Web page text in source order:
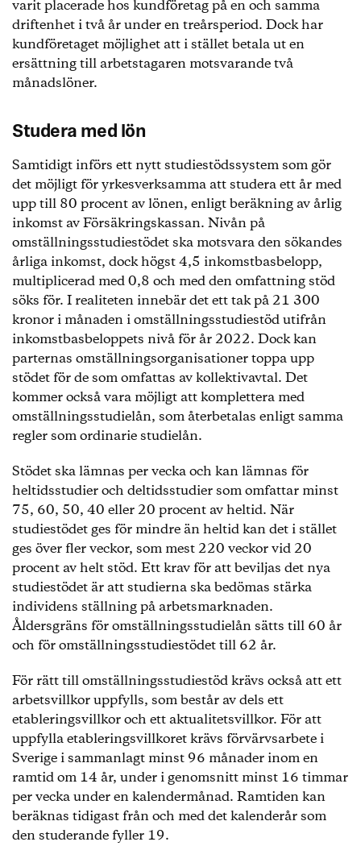
varit placerade hos kundföretag på en och samma
driftenhet i två år under en treårsperiod. Dock har
kundföretaget möjlighet att i stället betala ut en
ersättning till arbetstagaren motsvarande två
månadslöner.
Studera med lön
Samtidigt införs ett nytt studiestödssystem som gör
det möjligt för yrkesverksamma att studera ett år med
upp till 80 procent av lönen, enligt beräkning av årlig
inkomst av Försäkringskassan. Nivån på
omställningsstudiestödet ska motsvara den sökandes
årliga inkomst, dock högst 4,5 inkomstbasbelopp,
multiplicerad med 0,8 och med den omfattning stöd
söks för. I realiteten innebär det ett tak på 21 300
kronor i månaden i omställningsstudiestöd utifrån
inkomstbasbeloppets nivå för år 2022. Dock kan
parternas omställningsorganisationer toppa upp
stödet för de som omfattas av kollektivavtal. Det
kommer också vara möjligt att komplettera med
omställningsstudielån, som återbetalas enligt samma
regler som ordinarie studielån.
Stödet ska lämnas per vecka och kan lämnas för
heltidsstudier och deltidsstudier som omfattar minst
75, 60, 50, 40 eller 20 procent av heltid. När
studiestödet ges för mindre än heltid kan det i stället
ges över fler veckor, som mest 220 veckor vid 20
procent av helt stöd. Ett krav för att beviljas det nya
studiestödet är att studierna ska bedömas stärka
individens ställning på arbetsmarknaden.
Åldersgräns för omställningsstudielån sätts till 60 år
och för omställningsstudiestödet till 62 år.
För rätt till omställningsstudiestöd krävs också att ett
arbetsvillkor uppfylls, som består av dels ett
etableringsvillkor och ett aktualitetsvillkor. För att
uppfylla etableringsvillkoret krävs förvärvsarbete i
Sverige i sammanlagt minst 96 månader inom en
ramtid om 14 år, under i genomsnitt minst 16 timmar
per vecka under en kalendermånad. Ramtiden kan
beräknas tidigast från och med det kalenderår som
den studerande fyller 19.